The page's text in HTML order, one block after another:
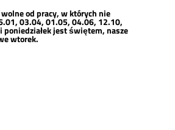
od pracy, w których nie
03.04, 01.05, 04.06, 12.10,
jest świętem, nasze
wtorek.